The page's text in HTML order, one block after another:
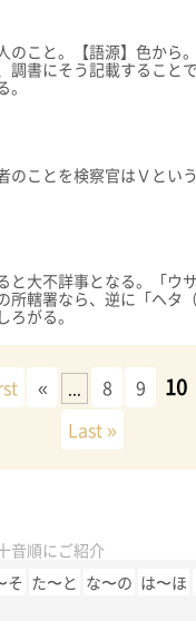
のこと。【語源】色から
調書にそう記載すること
のことを検察官はＶとい
と大不詳事となる。「ウ
所轄署なら、逆に「ヘタ
がる。
« ... 8 9 10
Last »
音順にご紹介
そ た〜と な〜の は〜ほ